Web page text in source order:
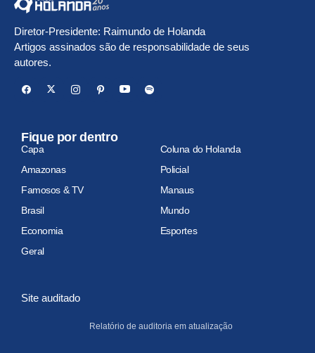
Diretor-Presidente: Raimundo de Holanda
Artigos assinados são de responsabilidade de seus
autores.
Fique por dentro
Capa
Coluna do Holanda
Amazonas
Policial
Famosos & TV
Manaus
Brasil
Mundo
Economia
Esportes
Geral
Site auditado
Relatório de auditoria em atualização